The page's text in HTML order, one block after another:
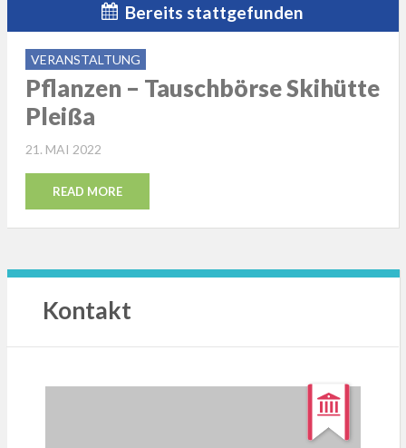
Bereits stattgefunden
VERANSTALTUNG
Pflanzen – Tauschbörse Skihütte
Pleißa
POSTED
21. MAI 2022
READ MORE
Kontakt